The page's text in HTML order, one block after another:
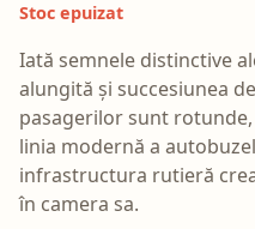
Stoc epuizat
Iată semnele distinctive
alungită și succesiunea
pasagerilor sunt
linia modernă a
infrastructura rutieră
în camera sa.